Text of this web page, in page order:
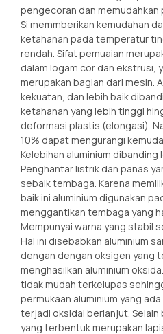
pengecoran dan
Si memmberikan kemudahan
ketahanan pada temperatur
rendah. Sifat pemuaian
dalam logam cor dan ekstrusi,
merupakan bagian dari mesin.
kekuatan, dan lebih baik
ketahanan yang lebih tinggi
deformasi plastis (elongasi).
10% dapat mengurangi
Kelebihan aluminium dibanding
Penghantar listrik dan panas
sebaik tembaga. Karena
baik ini aluminium digunakan
menggantikan tembaga yang
Mempunyai warna yang stabil
Hal ini disebabkan aluminium
dengan dengan oksigen yang
menghasilkan aluminium
tidak mudah terkelupas
permukaan aluminium yang
terjadi oksidai berlanjut.
yang terbentuk merupakan